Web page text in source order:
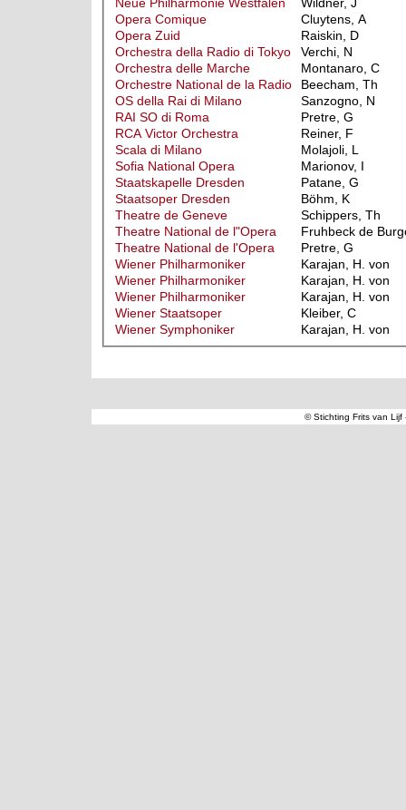
Opera Comique
Cluytens, A
Opera Zuid
Raiskin, D
Orchestra della Radio di Tokyo
Verchi, N
Orchestra delle Marche
Montanaro, C
Orchestre National de la Radio
Beecham, Th
OS della Rai di Milano
Sanzogno, N
RAI SO di Roma
Pretre, G
RCA Victor Orchestra
Reiner, F
Scala di Milano
Molajoli, L
Sofia National Opera
Marionov, I
Staatskapelle Dresden
Patane, G
Staatsoper Dresden
Böhm, K
Theatre de Geneve
Schippers, Th
Theatre National de l"Opera
Fruhbeck de
Theatre National de l'Opera
Pretre, G
Wiener Philharmoniker
Karajan, H. von
Wiener Philharmoniker
Karajan, H. von
Wiener Philharmoniker
Karajan, H. von
Wiener Staatsoper
Kleiber, C
Wiener Symphoniker
Karajan, H. von
© Stichting Frits van Lijf